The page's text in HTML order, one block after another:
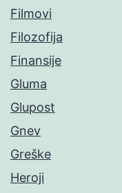
Filmovi
Filozofija
Finansije
Gluma
Glupost
Gnev
Greške
Heroji